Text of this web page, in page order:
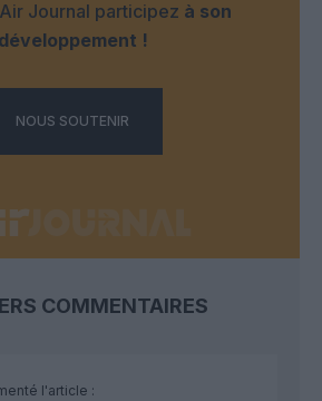
Journal participez à son
développement !
NOUS SOUTENIR
COMMENTAIRES
l'article :